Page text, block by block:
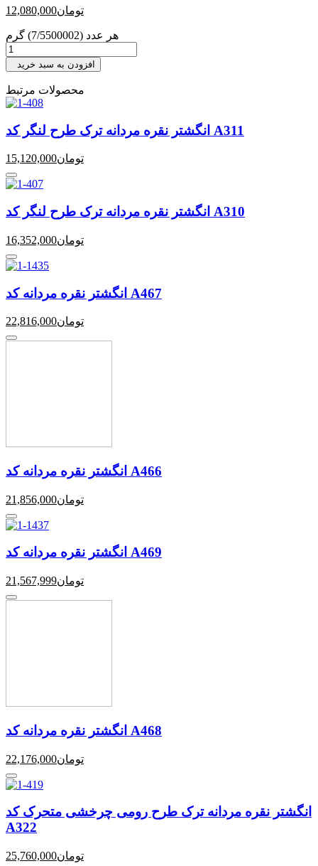
12,080,000تومان
هر عدد (7/5500002) گرم
افزودن به سبد خرید
محصولات مرتبط
انگشتر نقره مردانه ترک طرح لنگر کد A311
15,120,000تومان
انگشتر نقره مردانه ترک طرح لنگر کد A310
16,352,000تومان
انگشتر نقره مردانه کد A467
22,816,000تومان
انگشتر نقره مردانه کد A466
21,856,000تومان
انگشتر نقره مردانه کد A469
21,567,999تومان
انگشتر نقره مردانه کد A468
22,176,000تومان
انگشتر نقره مردانه ترک طرح رومی چرخشی متحرک کد
A322
25,760,000تومان